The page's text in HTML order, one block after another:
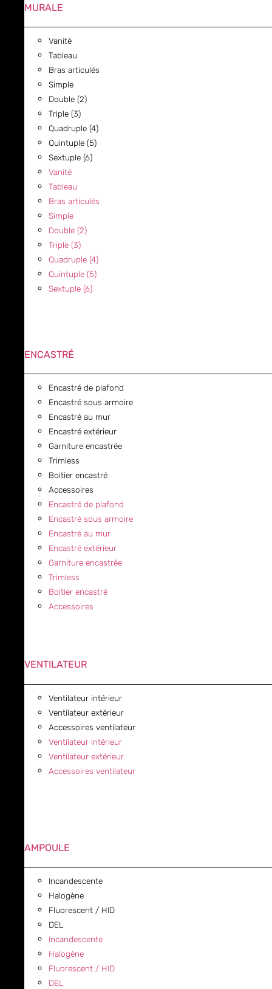
MURALE
Vanité
Tableau
Bras articulés
Simple
Double (2)
Triple (3)
Quadruple (4)
Quintuple (5)
Sextuple (6)
Vanité
Tableau
Bras articulés
Simple
Double (2)
Triple (3)
Quadruple (4)
Quintuple (5)
Sextuple (6)
ENCASTRÉ
Encastré de plafond
Encastré sous armoire
Encastré au mur
Encastré extérieur
Garniture encastrée
Trimless
Boitier encastré
Accessoires
Encastré de plafond
Encastré sous armoire
Encastré au mur
Encastré extérieur
Garniture encastrée
Trimless
Boitier encastré
Accessoires
VENTILATEUR
Ventilateur intérieur
Ventilateur extérieur
Accessoires ventilateur
Ventilateur intérieur
Ventilateur extérieur
Accessoires ventilateur
AMPOULE
Incandescente
Halogène
Fluorescent / HID
DEL
Incandescente
Halogène
Fluorescent / HID
DEL